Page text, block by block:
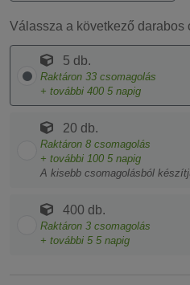
Válassza a következő darabos
5 db.
Raktáron 33 csomagolás
+ további 400 5 napig
20 db.
Raktáron 8 csomagolás
+ további 100 5 napig
A kisebb csomagolásból
400 db.
Raktáron 3 csomagolás
+ további 5 5 napig